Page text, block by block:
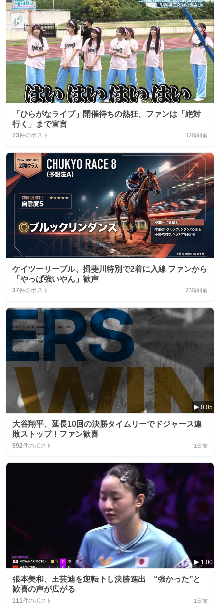
「ひらがなライブ」開催待ちの熱狂、ファンは「絶対
行く」まで宣言
73件のポスト 12時間前
ケイツーリーブル、揖斐川特別で2着に入線 ファンから
「やっぱ強いやん」歓声
37件のポスト 23時間前
0:05
大谷翔平、延長10回の決勝タイムリーでドジャース連
敗ストップ！ファン歓喜
592件のポスト 1日前
1:00
張本美和、王芸迪を逆転下し決勝進出 “強かった”と
歓喜の声が広がる
111件のポスト 1日前